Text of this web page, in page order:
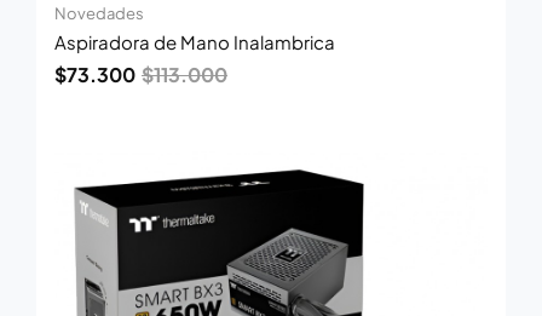
Novedades
Aspiradora de Mano Inalambrica
$113.000
$73.300